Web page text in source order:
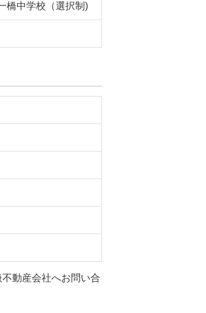
橋中学校（選択制)
動産会社へお問い合